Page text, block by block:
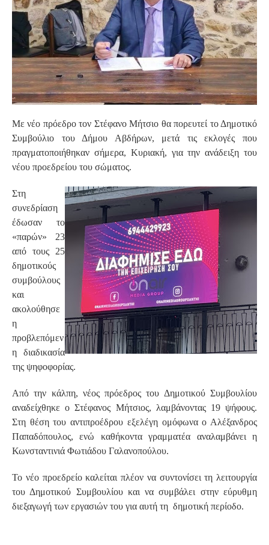
Με νέο πρόεδρο τον Στέφανο Μήτσιο θα πορευτεί το Δημοτικό
Συμβούλιο του Δήμου Αβδήρων, μετά τις εκλογές που
πραγματοποιήθηκαν σήμερα, Κυριακή, για την ανάδειξη του
νέου προεδρείου του σώματος.
Στη
συνεδρίαση
έδωσαν το
«παρών» 23
από τους 25
δημοτικούς
συμβούλους
και
ακολούθησε
η
προβλεπόμεν
η διαδικασία
της ψηφοφορίας.
Από την κάλπη, νέος πρόεδρος του Δημοτικού Συμβουλίου
αναδείχθηκε ο Στέφανος Μήτσιος, λαμβάνοντας 19 ψήφους.
Στη θέση του αντιπροέδρου εξελέγη ομόφωνα ο Αλέξανδρος
Παπαδόπουλος, ενώ καθήκοντα γραμματέα αναλαμβάνει η
Κωνσταντινιά Φωτιάδου Γαλανοπούλου.
Το νέο προεδρείο καλείται πλέον να συντονίσει τη λειτουργία
του Δημοτικού Συμβουλίου και να συμβάλει στην εύρυθμη
διεξαγωγή των εργασιών του για αυτή τη δημοτική περίοδο.